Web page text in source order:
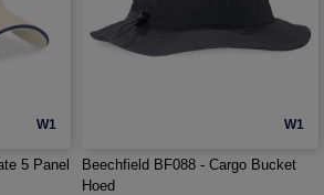
W1
5 Panel
W1
Beechfield BF088 - Cargo Bucket
Hoed